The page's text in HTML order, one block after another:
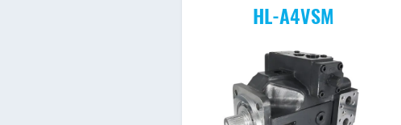
HL-A4VSM